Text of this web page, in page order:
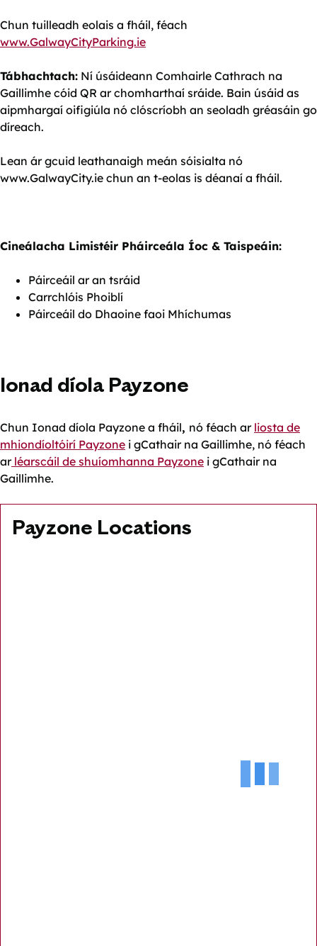
Chun tuilleadh eolais a fháil, féach
www.GalwayCityParking.ie
Tábhachtach: Ní úsáideann Comhairle Cathrach na
Gaillimhe cóid QR ar chomharthaí sráide. Bain úsáid as
aipmhargaí oifigiúla nó clóscríobh an seoladh gréasáin go
díreach.
Lean ár gcuid leathanaigh meán sóisialta nó
www.GalwayCity.ie chun an t-eolas is déanaí a fháil.
Cineálacha Limistéir Pháirceála Íoc & Taispeáin:
Páirceáil ar an tsráid
Carrchlóis Phoiblí
Páirceáil do Dhaoine faoi Mhíchumas
Ionad díola Payzone
Chun Ionad díola Payzone a fháil, nó féach ar liosta de
mhiondíoltóirí Payzone i gCathair na Gaillimhe, nó féach
arléarscáil de shuíomhanna Payzone i gCathair na
Gaillimhe.
Payzone Locations